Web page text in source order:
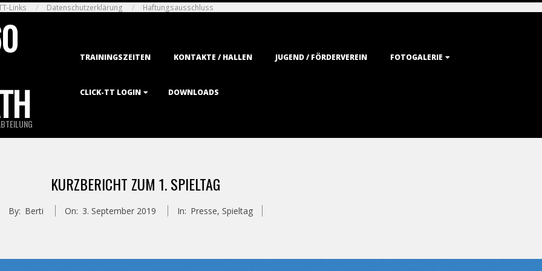
Links Datenschutzerklärung Haftungsausschluss
TRAININGSZEITEN KONTAKTE / HALLEN JUGEND / FÖRDERVEREIN FOTOGALERIE
CLICK-TT LOGIN DOWNLOADS
KURZBERICHT ZUM 1. SPIELTAG
By: Berti On: 3. September 2019 In: Presse, Spieltag